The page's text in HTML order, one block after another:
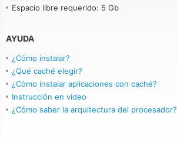
Espacio libre requerido: 5 Gb
AYUDA
¿Cómo instalar?
¿Qué caché elegir?
¿Cómo instalar aplicaciones con caché?
Instrucción en video
¿Cómo saber la arquitectura del procesador?